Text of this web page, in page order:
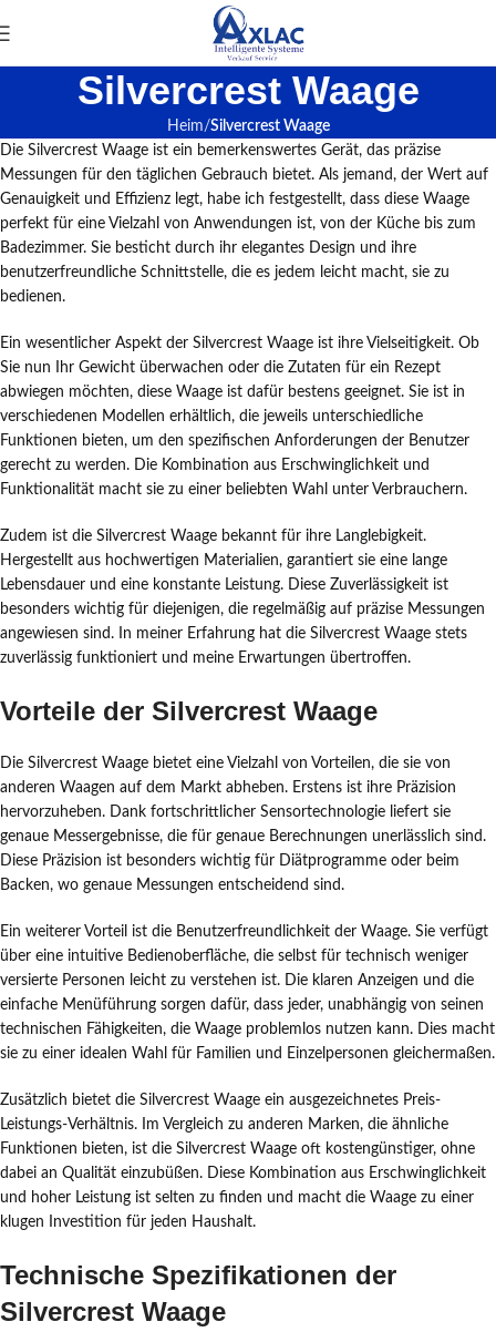
Silvercrest Waage
Heim Silvercrest Waage
Die Silvercrest Waage ist ein bemerkenswertes Gerät, das präzise
Messungen für den täglichen Gebrauch bietet. Als jemand, der Wert auf
Genauigkeit und Effizienz legt, habe ich festgestellt, dass diese Waage
perfekt für eine Vielzahl von Anwendungen ist, von der Küche bis zum
Badezimmer. Sie besticht durch ihr elegantes Design und ihre
benutzerfreundliche Schnittstelle, die es jedem leicht macht, sie zu
bedienen.
Ein wesentlicher Aspekt der Silvercrest Waage ist ihre Vielseitigkeit. Ob
Sie nun Ihr Gewicht überwachen oder die Zutaten für ein Rezept
abwiegen möchten, diese Waage ist dafür bestens geeignet. Sie ist in
verschiedenen Modellen erhältlich, die jeweils unterschiedliche
Funktionen bieten, um den spezifischen Anforderungen der Benutzer
gerecht zu werden. Die Kombination aus Erschwinglichkeit und
Funktionalität macht sie zu einer beliebten Wahl unter Verbrauchern.
Zudem ist die Silvercrest Waage bekannt für ihre Langlebigkeit.
Hergestellt aus hochwertigen Materialien, garantiert sie eine lange
Lebensdauer und eine konstante Leistung. Diese Zuverlässigkeit ist
besonders wichtig für diejenigen, die regelmäßig auf präzise Messungen
angewiesen sind. In meiner Erfahrung hat die Silvercrest Waage stets
zuverlässig funktioniert und meine Erwartungen übertroffen.
Vorteile der Silvercrest Waage
Die Silvercrest Waage bietet eine Vielzahl von Vorteilen, die sie von
anderen Waagen auf dem Markt abheben. Erstens ist ihre Präzision
hervorzuheben. Dank fortschrittlicher Sensortechnologie liefert sie
genaue Messergebnisse, die für genaue Berechnungen unerlässlich sind.
Diese Präzision ist besonders wichtig für Diätprogramme oder beim
Backen, wo genaue Messungen entscheidend sind.
Ein weiterer Vorteil ist die Benutzerfreundlichkeit der Waage. Sie verfügt
über eine intuitive Bedienoberfläche, die selbst für technisch weniger
versierte Personen leicht zu verstehen ist. Die klaren Anzeigen und die
einfache Menüführung sorgen dafür, dass jeder, unabhängig von seinen
technischen Fähigkeiten, die Waage problemlos nutzen kann. Dies macht
sie zu einer idealen Wahl für Familien und Einzelpersonen gleichermaßen.
Zusätzlich bietet die Silvercrest Waage ein ausgezeichnetes Preis-
Leistungs-Verhältnis. Im Vergleich zu anderen Marken, die ähnliche
Funktionen bieten, ist die Silvercrest Waage oft kostengünstiger, ohne
dabei an Qualität einzubüßen. Diese Kombination aus Erschwinglichkeit
und hoher Leistung ist selten zu finden und macht die Waage zu einer
klugen Investition für jeden Haushalt.
Technische Spezifikationen der
Silvercrest Waage